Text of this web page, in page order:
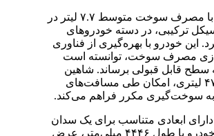
سایپا شاهین دنده‌ای با مصرف سوخت متوسط ۷.۷ لیتر در
در سیکل ترکیبی، در دسته خودروهای
این خودرو با بهره‌گیری از فناوری
مصرف سوخت، توانسته است
قابل قبولی برساند. شاهین
دنده‌ای با باک بنزین ۴۷ لیتری، امکان طی مسافت‌های
به سوخت‌گیری مکرر فراهم می‌کند.
دارای ابعادی متناسب برای یک سدان
خانوادگی است. این خودرو با طول ۴۴۴۶ میلی‌متر، عرض